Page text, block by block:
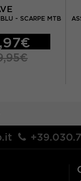
- SCARPE MTB